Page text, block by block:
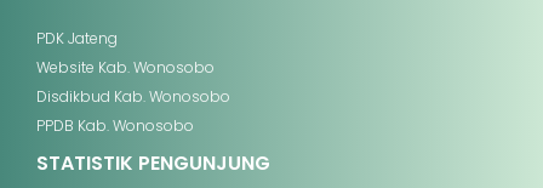
PDK Jateng
Website Kab. Wonosobo
Disdikbud Kab. Wonosobo
PPDB Kab. Wonosobo
STATISTIK PENGUNJUNG